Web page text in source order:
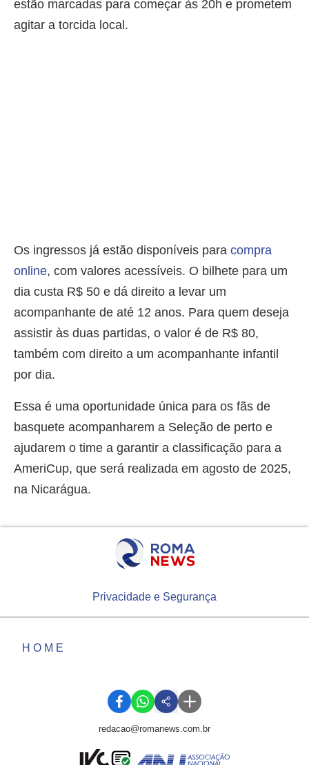
estão marcadas para começar às 20h e prometem
agitar a torcida local.
Os ingressos já estão disponíveis para compra
online, com valores acessíveis. O bilhete para um
dia custa R$ 50 e dá direito a levar um
acompanhante de até 12 anos. Para quem deseja
assistir às duas partidas, o valor é de R$ 80,
também com direito a um acompanhante infantil
por dia.
Essa é uma oportunidade única para os fãs de
basquete acompanharem a Seleção de perto e
ajudarem o time a garantir a classificação para a
AmeriCup, que será realizada em agosto de 2025,
na Nicarágua.
Privacidade e Segurança
HOME
redacao@romanews.com.br